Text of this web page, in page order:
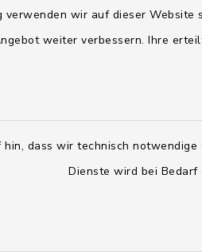
verwenden wir auf dieser
weiter verbessern. Ihre
dass wir technisch
Dienste wird bei